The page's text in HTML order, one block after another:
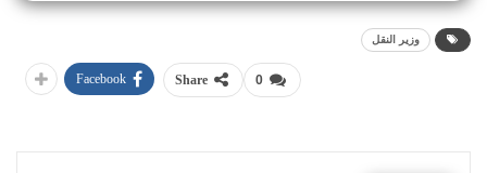
وزير النقل
0
Share
Facebook